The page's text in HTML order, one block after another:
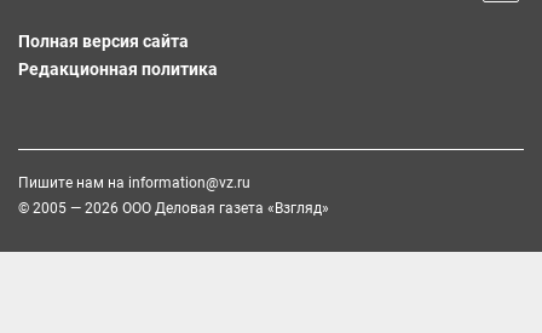
Полная версия сайта
Редакционная политика
Пишите нам на information@vz.ru
© 2005 — 2026 ООО Деловая газета «Взгляд»